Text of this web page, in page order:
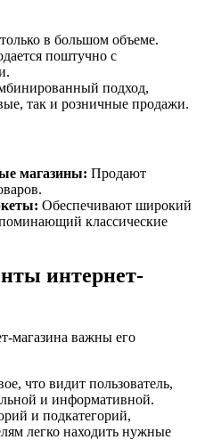
в большом объеме.
поштучно с
подход,
так и розничные продажи.
магазины: Продают
Обеспечивают широкий
классические
интернет-
магазина важны его
что видит пользователь,
и информативной.
и подкатегорий,
легко находить нужные